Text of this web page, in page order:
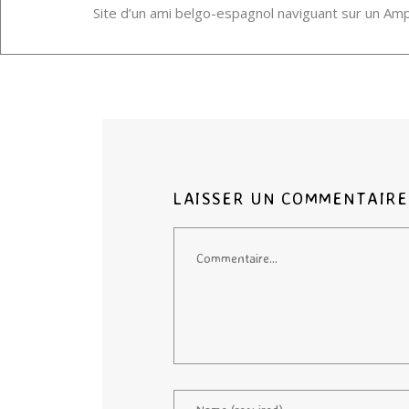
Site d’un ami belgo-espagnol naviguant sur un
LAISSER UN COMMENTAIRE